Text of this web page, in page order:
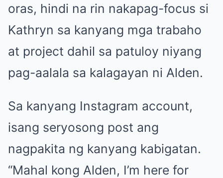
oras, hindi na rin nakapag-focus si
Kathryn sa kanyang mga trabaho
at project dahil sa patuloy niyang
pag-aalala sa kalagayan ni Alden.
Sa kanyang Instagram account,
isang seryosong post ang
nagpakita ng kanyang kabigatan.
“Mahal kong Alden, I’m here for